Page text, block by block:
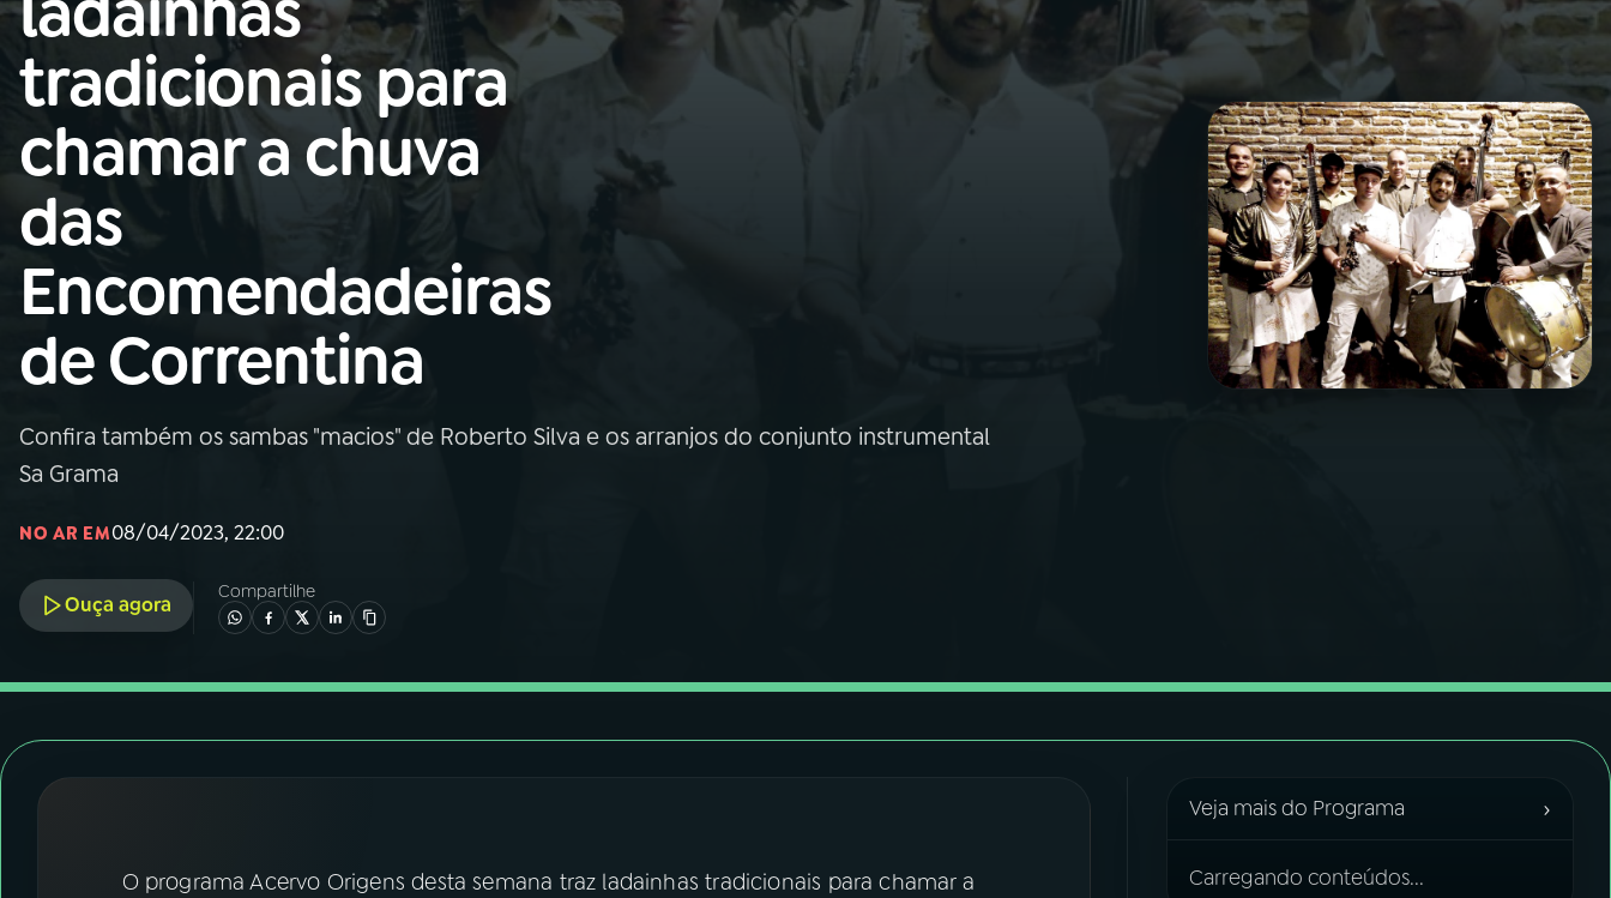
01INÍCIO
02 A RÁDIO
03 PROGRAMAÇÃO
PROGRAMAS
05PODCASTS
VIDEOCASTS
07ÚLTIMAS
FESTIVAL DE MÚSICA
ACOMPANHE A RÁDIO NACIONAL
tradicionais para
chamar a chuva
das
Encomendadeiras
de Correntina
Confira também os sambas "macios" de Roberto Silva e os arranjos do conjunto instrumental
Sa Grama
NO AR EM08/04/2023, 22:00
Ouça agora
Compartilhe
O programa Acervo Origens desta semana traz ladainhas tradicionais para chamar a
Veja mais do Programa ›
Carregando conteúdos...